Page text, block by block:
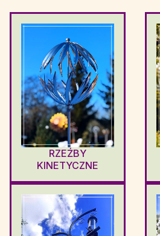
RZEŹBY
KINETYCZNE